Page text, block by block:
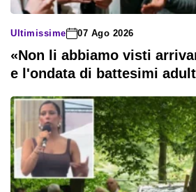
Ultimissime 07 Ago 2026
«Non li abbiamo visti
e l'ondata di battesimi